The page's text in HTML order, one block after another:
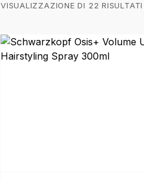
VISUALIZZAZIONE DI 22 RISULTATI